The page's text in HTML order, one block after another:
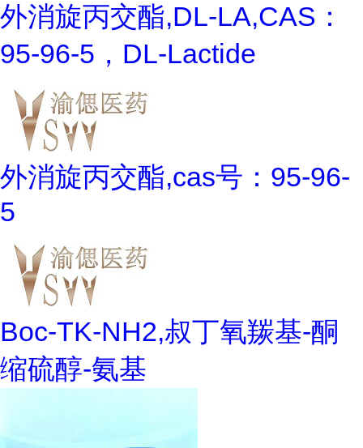
外消旋丙交酯,DL-LA,CAS：
95-96-5，DL-Lactide
外消旋丙交酯,cas号：95-96-
5
Boc-TK-NH2,叔丁氧羰基-酮
缩硫醇-氨基